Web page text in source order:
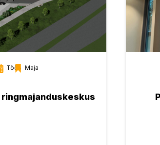
Töös Maja
ringmajanduskeskus